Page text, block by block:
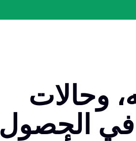
وحالات
في الحصول